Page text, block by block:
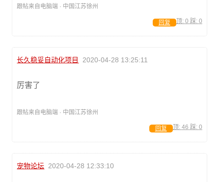
跟帖来自电脑端 · 中国江苏徐州
顶: 0 踩: 0
回复
长久稳妥自动化项目 2020-04-28 13:25:11
厉害了
跟帖来自电脑端 · 中国江苏徐州
顶: 46 踩: 0
回复
宠物论坛 2020-04-28 12:33:10